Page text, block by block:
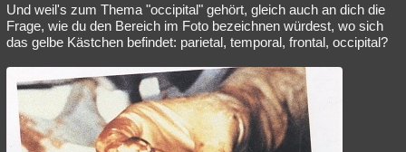
Und weil's zum Thema "occipital" gehört, gleich auch an dich die
Frage, wie du den Bereich im Foto bezeichnen würdest, wo sich
das gelbe Kästchen befindet: parietal, temporal, frontal, occipital?